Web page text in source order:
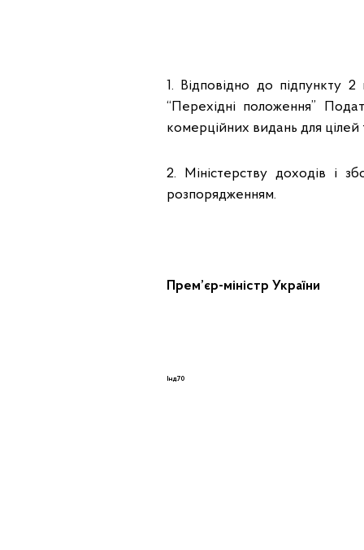
1. Відповідно до підпункту 2
“Перехідні положення”
комерційних видань для
2. Міністерству доходів і
розпорядженням.
Прем’єр-міністр
Інд.70